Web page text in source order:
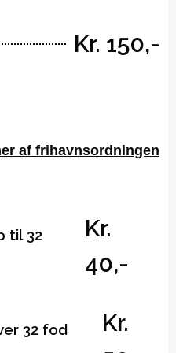
Kr. 150,-
af frihavnsordningen
til 32
Kr.
40,-
32 fod
Kr.